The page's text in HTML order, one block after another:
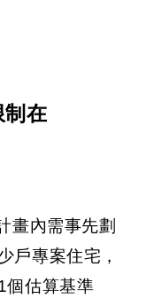
制在
畫內需事先劃
戶專案住宅，
個估算基準